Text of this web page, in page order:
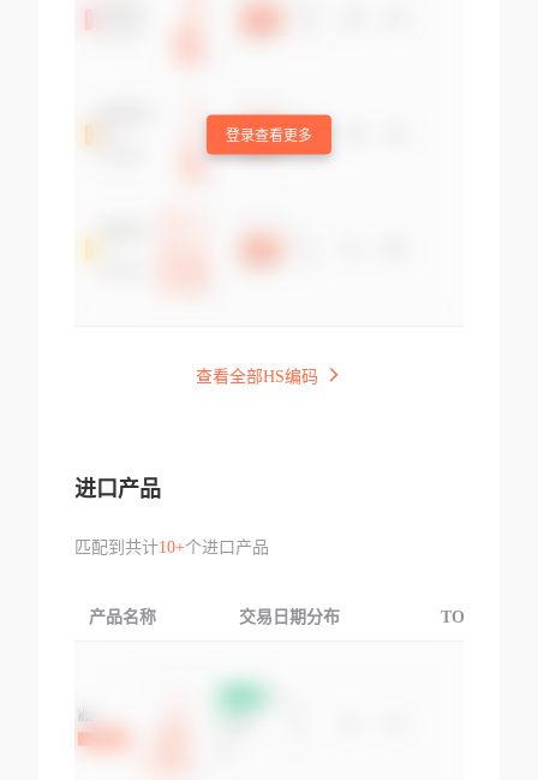
登录查看更多
查看全部HS编码
进口产品
匹配到共计10+个进口产品
产品名称 交易日期分布 TOP3交易国